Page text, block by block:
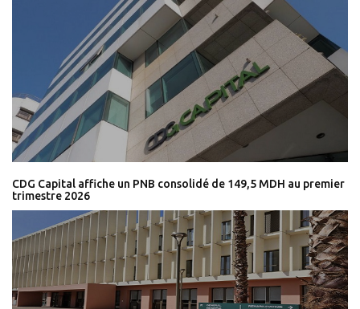
CDG Capital affiche un PNB consolidé de 149,5 MDH au premier
trimestre 2026